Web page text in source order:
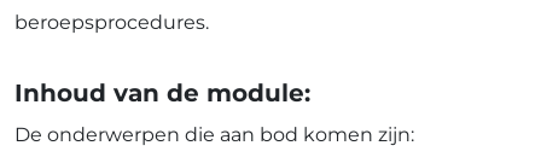
beroepsprocedures.
Inhoud van de module:
De onderwerpen die aan bod komen zijn: